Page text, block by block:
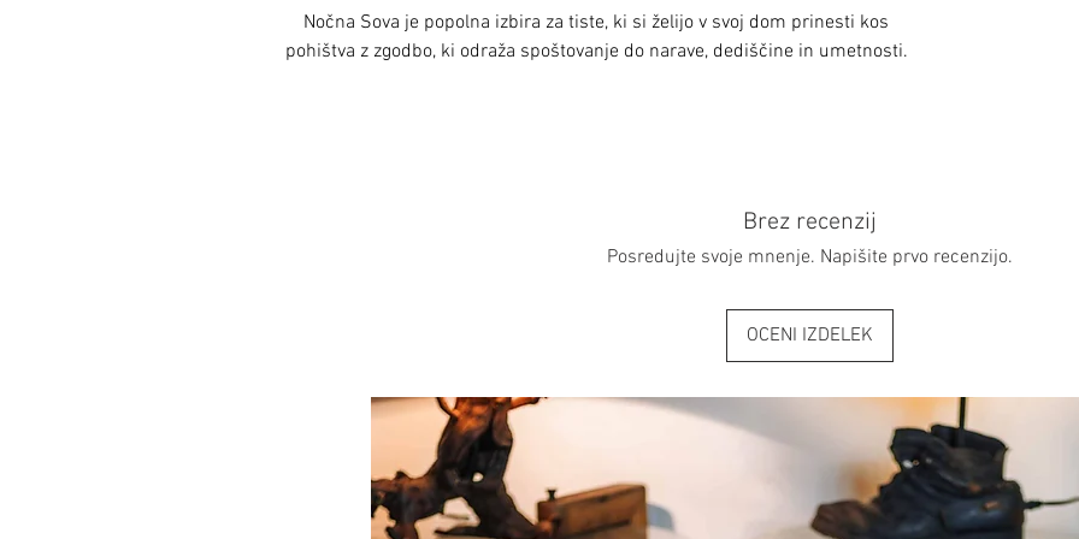
Nočna Sova je popolna izbira za tiste, ki si želijo v svoj dom prinesti kos
pohištva z zgodbo, ki odraža spoštovanje do narave, dediščine in umetnosti.
Brez recenzij
Posredujte svoje mnenje. Napišite prvo recenzijo.
OCENI IZDELEK